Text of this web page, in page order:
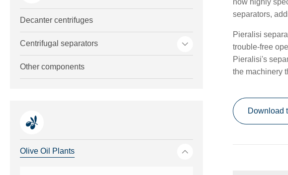
Decanter centrifuges
Centrifugal separators
Other components
Olive Oil Plants
now highly
separators,
Pieralisi
trouble-free
Pieralisi's
the machinery
Download